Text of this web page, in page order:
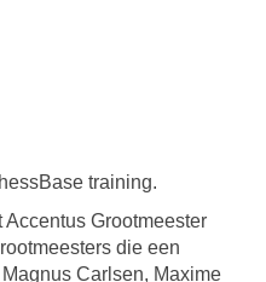
training.
Grootmeester
die een
Carlsen, Maxime